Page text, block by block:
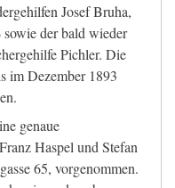
Josef Bruha,
der bald wieder
Pichler. Die
im Dezember 1893
genaue
Haspel und Stefan
65, vorgenommen.